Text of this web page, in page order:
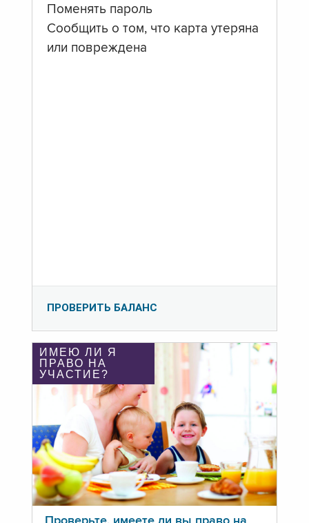
Поменять пароль
Сообщить о том, что карта утеряна
или повреждена
ПРОВЕРИТЬ БАЛАНС
ИМЕЮ ЛИ Я
ПРАВО НА
УЧАСТИЕ?